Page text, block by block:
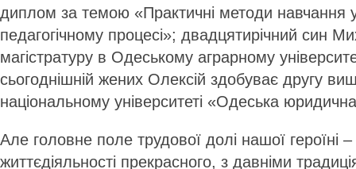
диплом за темою «Практичні методи навчання
педагогічному процесі»; двадцятирічний син
магістратуру в Одеському аграрному
сьогоднішній жених Олексій здобуває другу
національному університеті «Одеська
Але головне поле трудової долі нашої героїні
життєдіяльності прекрасного, з давніми